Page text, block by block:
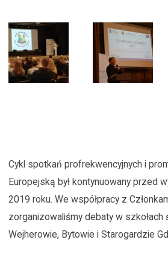
Cykl spotkań profrekwencyjnych i
Europejską był kontynuowany przed
2019 roku. We współpracy z
zorganizowaliśmy debaty w szkołach
Wejherowie, Bytowie i Starogardzie